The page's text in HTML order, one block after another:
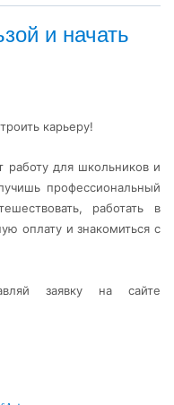
и начать
карьеру!
работу для школьников и
профессиональный
работать в
оплату и знакомиться с
заявку на сайте